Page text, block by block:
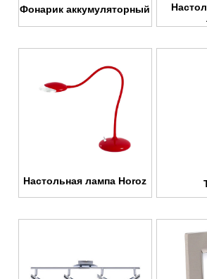
Фонарик аккумуляторный
Настольная лампа Horoz